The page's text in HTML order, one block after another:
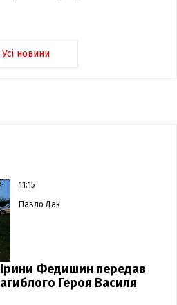
Усі новини
11:15
Павло Дак
Федишин передав
Героя Василя